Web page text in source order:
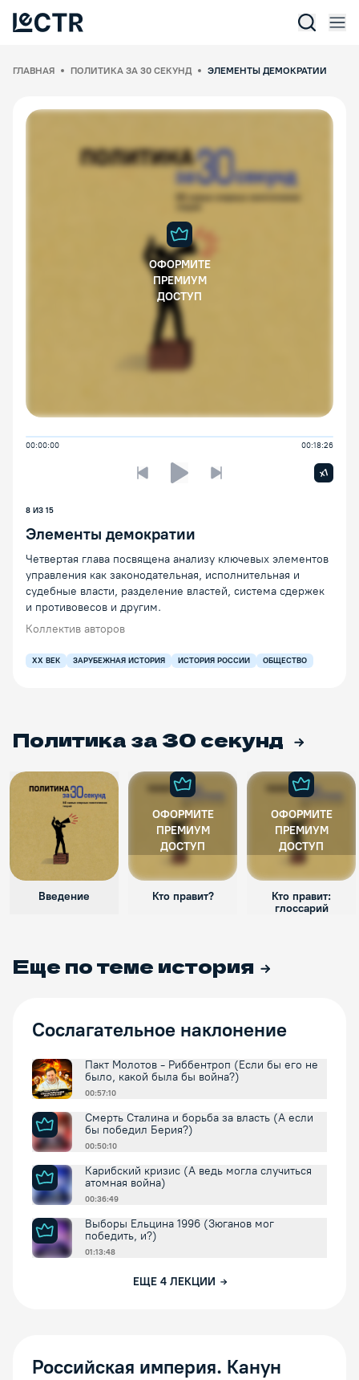
ГЛАВНАЯ ПОЛИТИКА ЗА 30 СЕКУНД ЭЛЕМЕНТЫ ДЕМОКРАТИИ
ОФОРМИТЕ
ПРЕМИУМ
ДОСТУП
00:00:00 00:18:26
Предыдущая лекцияСледующая лекция
x1
8 ИЗ 15
Элементы демократии
Четвертая глава посвящена анализу ключевых элементов
управления как законодательная, исполнительная и
судебные власти, разделение властей, система сдержек
и противовесов и другим.
Коллектив авторов
XX ВЕК ЗАРУБЕЖНАЯ ИСТОРИЯ ИСТОРИЯ РОССИИ ОБЩЕСТВО
Политика за 30 секунд
Введение
ОФОРМИТЕ
ПРЕМИУМ
ДОСТУП
Кто правит?
ОФОРМИТЕ
ПРЕМИУМ
ДОСТУП
Кто правит:
глоссарий
Еще по теме история
Сослагательное наклонение
Пакт Молотов - Риббентроп (Если бы его не
было, какой была бы война?)
00:57:10
Смерть Сталина и борьба за власть (А если
бы победил Берия?)
00:50:10
Карибский кризис (А ведь могла случиться
атомная война)
00:36:49
Выборы Ельцина 1996 (Зюганов мог
победить, и?)
01:13:48
ЕЩЕ 4 ЛЕКЦИИ
Российская империя. Канун